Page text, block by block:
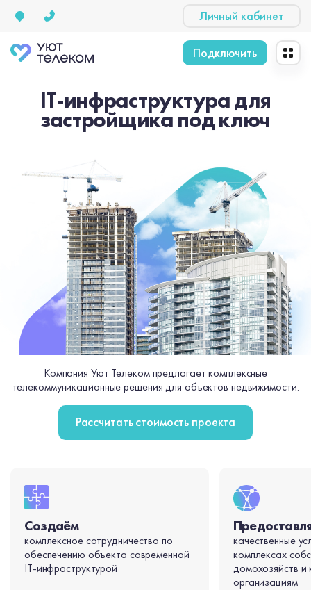
Личный кабинет
Подключить
IT-инфраструктура для
застройщика под ключ
Компания Уют Телеком предлагает комплексные
телекоммуникационные решения для объектов недвижимости.
Рассчитать стоимость проекта
Создаём
комплексное сотрудничество по
обеспечению объекта современной
IT-инфраструктурой
качественные
комплексах
домохозяйств и
организациям